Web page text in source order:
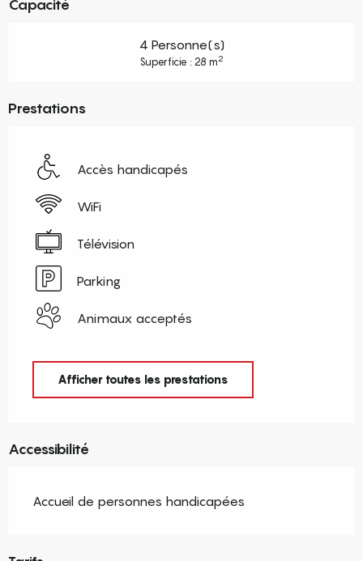
Capacité
4 Personne(s)
Superficie : 28 m2
Prestations
Accès handicapés
WiFi
Télévision
Parking
Animaux acceptés
Afficher toutes les prestations
Accessibilité
Accueil de personnes handicapées